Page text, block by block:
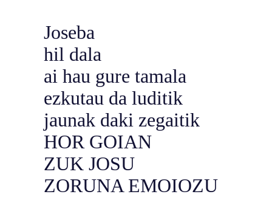
Joseba
hil dala
ai hau gure tamala
ezkutau da luditik
jaunak daki zegaitik
HOR GOIAN
ZUK JOSU
ZORUNA EMOIOZU